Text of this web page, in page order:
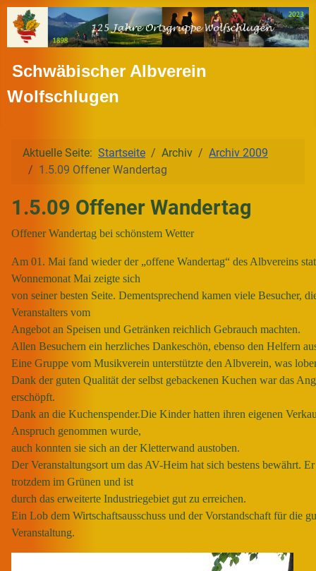
Schwäbischer Albverein
Wolfschlugen
Aktuelle Seite: Startseite Archiv
Archiv 2009
1.5.09 Offener Wandertag
1.5.09 Offener Wandertag
Offener Wandertag bei schönstem Wetter
Am 01. Mai fand wieder der „offene Wandertag“ des Albvereins
Wonnemonat Mai zeigte sich
von seiner besten Seite. Dementsprechend kamen viele Besucher,
Veranstalters vom
Angebot an Speisen und Getränken reichlich Gebrauch machten.
Allen Besuchern ein herzliches Dankeschön, ebenso den Helfern
Eine Gruppe vom Musikverein unterstützte den Albverein, was
Dank der guten Qualität der selbst gebackenen Kuchen war das
erschöpft.
Dank an die Kuchenspender.Die Kinder hatten ihren eigenen
Anspruch genommen wurde,
auch konnten sie sich an der Kletterwand austoben.
Der Veranstaltungsort um das AV-Heim hat sich bestens bewährt.
trotzdem im Grünen und ist
durch das erweiterte Industriegebiet gut zu erreichen.
Ein Lob dem Wirtschaftsausschuss und der Vorstandschaft für die
Veranstaltung.